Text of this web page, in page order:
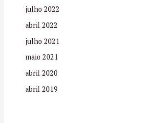
julho 2022
abril 2022
julho 2021
maio 2021
abril 2020
abril 2019